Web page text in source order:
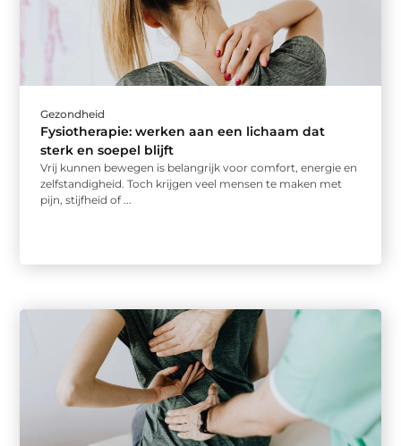
Gezondheid
Fysiotherapie: werken aan een lichaam dat
sterk en soepel blijft
Vrij kunnen bewegen is belangrijk voor comfort, energie en
zelfstandigheid. Toch krijgen veel mensen te maken met
pijn, stijfheid of ...